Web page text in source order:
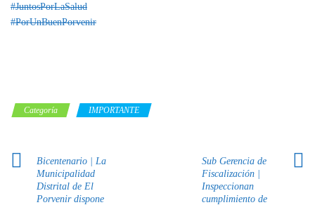
#JuntosPorLaSalud
#PorUnBuenPorvenir
Categoría IMPORTANTE
Bicentenario | La
Municipalidad
Distrital de El
Porvenir dispone
Sub Gerencia de
Fiscalización |
Inspeccionan
cumplimiento de